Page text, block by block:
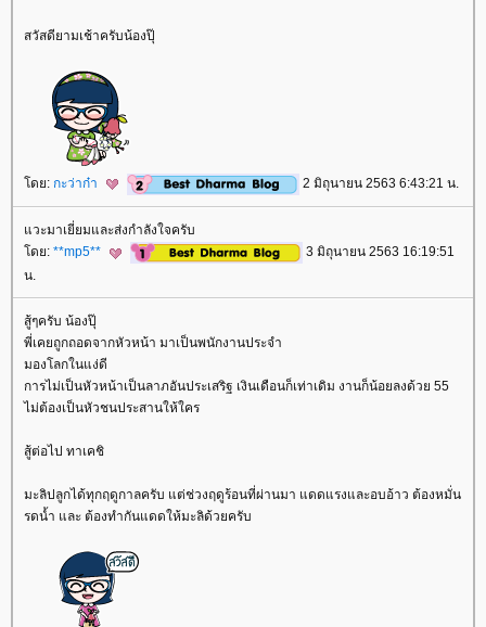
สวัสดียามเช้าครับน้องปุ๊
ดย: กะว่าก๋า 2 มิถุนายน 2563 6:43:21 น.
วะมาเยี่ยมและส่งกำลังใจครับ
ดย: **mp5**
3 มิถุนายน 2563 16:19:51
น.
สู้ๆครับ น้องปุ๊
พี่เคยถูกถอดจากหัวหน้า มาเป็นพนักงานประจำ
มองโลกในแง่ดี
การไม่เป็นหัวหน้าเป็นลาภอันประเสริฐ เงินเดือนก็เท่าเดิม งานก็น้อยลงด้วย 55
ไม่ต้องเป็นหัวชนประสานให้ใคร
สู้ต่อไป ทาเคชิ
มะลิปลูกได้ทุกฤดูกาลครับ แต่ช่วงฤดูร้อนที่ผ่านมา แดดแรงและอบอ้าว ต้องหมั่น
รดน้ำ และ ต้องทำกันแดดให้มะลิด้วยครับ